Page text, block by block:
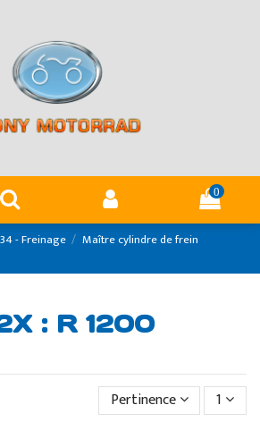
0
34 - Freinage
Maître cylindre de frein
: R 1200
Pertinence 1